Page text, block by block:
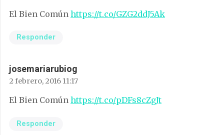
El Bien Común https://t.co/GZG2ddJ5Ak
Responder
josemariarubiog
2 febrero, 2016 11:17
El Bien Común https://t.co/pDFs8cZgJt
Responder